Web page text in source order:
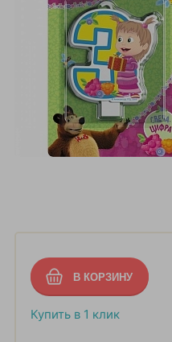
Купить в 1 клик